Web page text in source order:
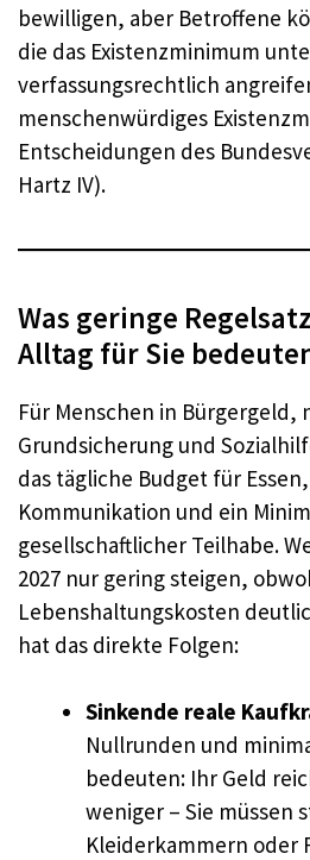
bewilligen, aber Betroffene
die das Existenzminimum
verfassungsrechtlich
menschenwürdiges
Entscheidungen des
Hartz IV).
Was geringe
Alltag für Sie
Für Menschen in Bürgergeld,
Grundsicherung und
das tägliche Budget für
Kommunikation und ein
gesellschaftlicher Teilhabe.
2027 nur gering steigen,
Lebenshaltungskosten
hat das direkte Folgen:
Sinkende reale
Nullrunden und
bedeuten: Ihr Geld
weniger – Sie müssen
Kleiderkammern oder